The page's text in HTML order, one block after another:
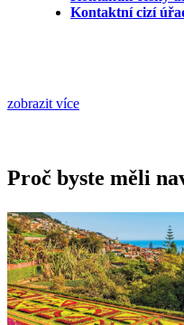
Kontaktní cizí
zobrazit více
Proč byste měli